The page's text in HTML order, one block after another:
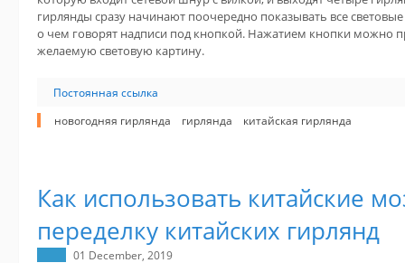
гирлянды сразу начинают поочередно показывать все
о чем говорят надписи под кнопкой. Нажатием кнопки можно
желаемую световую картину.
Постоянная ссылка
новогодняя гирлянда
гирлянда китайская гирлянда
Как использовать китайские
переделку китайских гирлянд
01 December, 2019